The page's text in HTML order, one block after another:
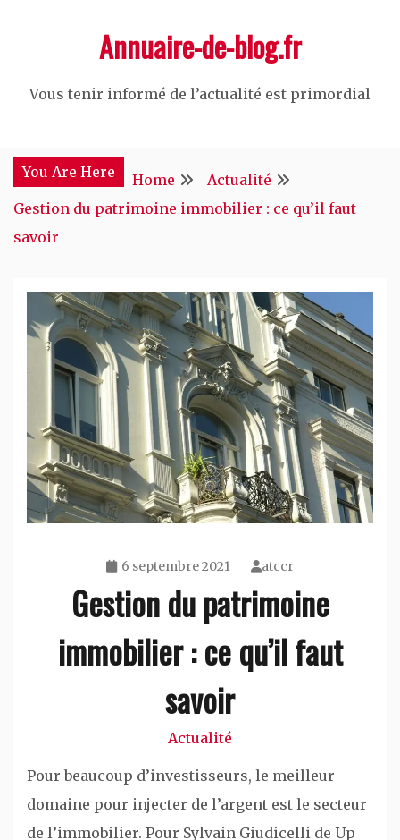
Annuaire-de-blog.fr
Vous tenir informé de l’actualité est primordial
You Are Here Home
Actualité
Gestion du patrimoine immobilier : ce qu’il faut
savoir
6 septembre 2021 atccr
Gestion du patrimoine
immobilier : ce qu’il faut
savoir
Actualité
Pour beaucoup d’investisseurs, le meilleur
domaine pour injecter de l’argent est le secteur
de l’immobilier. Pour Sylvain Giudicelli de Up